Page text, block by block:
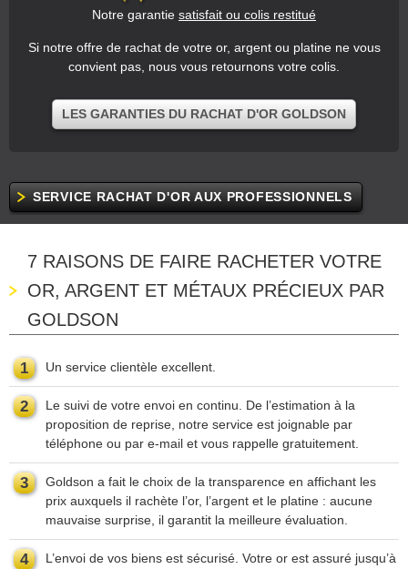
Notre garantie satisfait ou colis restitué
Si notre offre de rachat de votre or, argent ou platine ne vous
convient pas, nous vous retournons votre colis.
LES GARANTIES DU RACHAT D'OR GOLDSON
SERVICE RACHAT D'OR AUX PROFESSIONNELS
7 RAISONS DE FAIRE RACHETER VOTRE
OR, ARGENT ET MÉTAUX PRÉCIEUX PAR
GOLDSON
1 Un service clientèle excellent.
2
Le suivi de votre envoi en continu. De l’estimation à la
proposition de reprise, notre service est joignable par
téléphone ou par e-mail et vous rappelle gratuitement.
3
Goldson a fait le choix de la transparence en affichant les
prix auxquels il rachète l’or, l’argent et le platine : aucune
mauvaise surprise, il garantit la meilleure évaluation.
4
L’envoi de vos biens est sécurisé. Votre or est assuré jusqu’à